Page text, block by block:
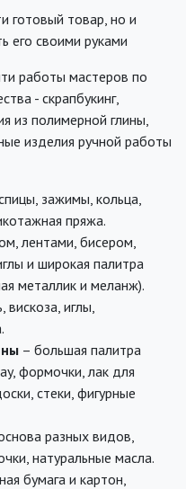
готовый товар, но и
его своими руками
работы мастеров по
- скрапбукинг,
из полимерной глины,
изделия ручной работы
зажимы, кольца,
пряжа.
лентами, бисером,
и широкая палитра
металлик и меланж).
вискоза, иглы,
– большая палитра
формочки, лак для
стеки, фигурные
разных видов,
натуральные масла.
бумага и картон,